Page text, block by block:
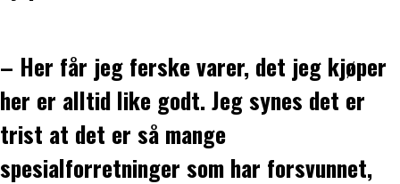
– Her får jeg ferske varer, det jeg kjøper
her er alltid like godt. Jeg synes det er
trist at det er så mange
spesialforretninger som har forsvunnet,